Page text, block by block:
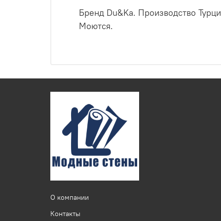
Бренд Du&Ka. Производство
Моются.
О компании
Контакты